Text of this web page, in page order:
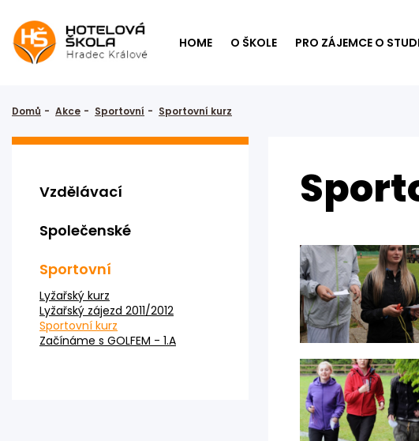
HOME O ŠKOLE PRO ZÁJEMCE O
Domů Akce Sportovní Sportovní kurz
Vzdělávací
Společenské
Sportovní
Lyžařský kurz
Lyžařský zájezd 2011/2012
Sportovní kurz
Začínáme s GOLFEM - 1.A